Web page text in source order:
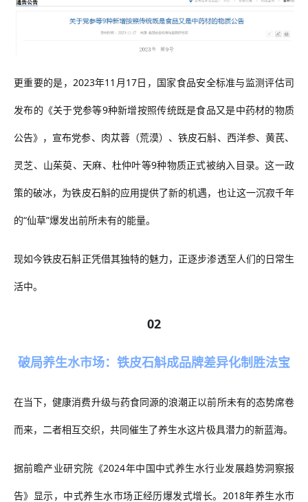
更重要的是， 2023年11月17日，国家食品安全标准与监测评估司
发布的《关于党参等9种新增按照传统既是食品又是中药材的物质
公告》，宣布党参、肉苁蓉（荒漠）、铁皮石斛、西洋参、黄芪、
灵芝、山茱萸、天麻、杜仲叶等9种物质正式被纳入目录。这一政
策的破冰， 为铁皮石斛的应用提供了新的机遇，也让这一沉寂千年
的“仙草”爆发出前所未有的能量。
现如今铁皮石斛正凭借其独特的魅力， 正逐步渗透至人们的日常生
活中。
02
破局养生水市场：铁皮石斛成品牌差异化制胜法宝
在当下，健康消费升级与药食同源的浪潮正以前所未有的态势席卷
而来，二者相互交织，共同催生了养生水这片极具潜力的新蓝海。
据前瞻产业研究院《2024年中国中式养生水行业发展趋势洞察报
告》 显示，中式养生水市场正经历爆发式增长。 2018年养生水市